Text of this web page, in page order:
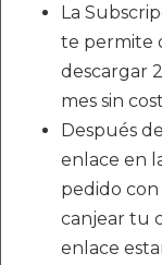
La
te permite
descargar
mes sin
Después
enlace en
pedido
canjear tu
enlace